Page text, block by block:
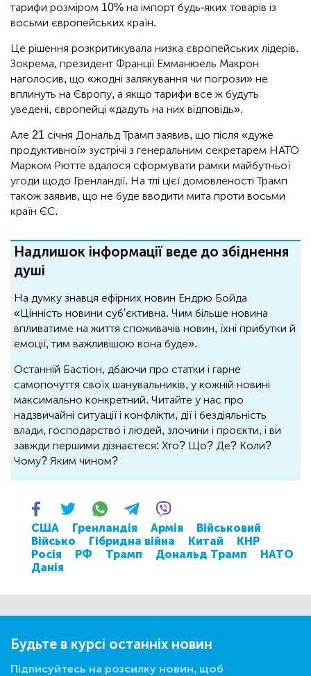
тарифи розміром 10% на імпорт будь-яких товарів із
восьми європейських країн.
Це рішення розкритикувала низка європейських лідерів.
Зокрема, президент Франції Емманюель Макрон
наголосив, що «жодні залякування чи погрози» не
вплинуть на Європу, а якщо тарифи все ж будуть
уведені, європейці «дадуть на них відповідь».
Але 21 січня Дональд Трамп заявив, що після «дуже
продуктивної» зустрічі з генеральним секретарем НАТО
Марком Рютте вдалося сформувати рамки майбутньої
угоди щодо Гренландії. На тлі цієї домовленості Трамп
також заявив, що не буде вводити мита проти восьми
країн ЄС.
Надлишок інформації веде до збіднення
душі
На думку знавця ефірних новин Ендрю Бойда
«Цінність новини суб'єктивна. Чим більше новина
впливатиме на життя споживачів новин, їхні прибутки й
емоції, тим важливішою вона буде».
Останній Бастіон, дбаючи про статки і гарне
самопочуття своїх шанувальників, у кожній новині
максимально конкретний. Читайте у нас про
надзвичайні ситуації і конфлікти, дії і бездіяльність
влади, господарство і людей, злочини і проєкти, і ви
завжди першими дізнаєтеся: Хто? Що? Де? Коли?
Чому? Яким чином?
США Гренландія Армія
Військовий
Військо
Гібридна війна Китай
КНР
Росія
РФ Трамп Дональд Трамп
НАТО
Данія
Будьте в курсі останніх новин
Підписуйтесь на розсилку новин, щоб